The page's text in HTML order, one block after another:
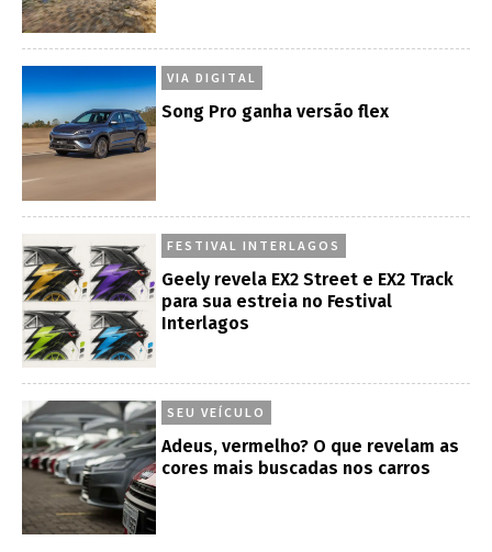
VIA DIGITAL
Song Pro ganha versão flex
FESTIVAL INTERLAGOS
Geely revela EX2 Street e EX2 Track
para sua estreia no Festival
Interlagos
SEU VEÍCULO
Adeus, vermelho? O que revelam as
cores mais buscadas nos carros